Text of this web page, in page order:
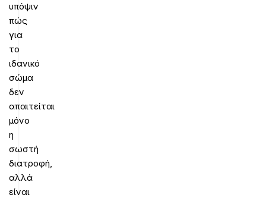
υπόψιν
πώς
για
το
ιδανικό
σώμα
δεν
απαιτείται
μόνο
η
σωστή
διατροφή,
αλλά
είναι